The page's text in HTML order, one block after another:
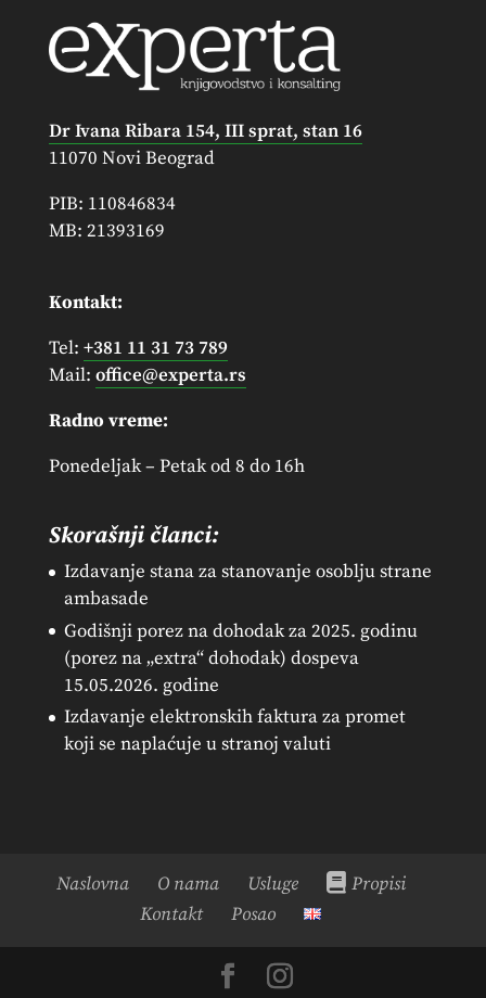
Dr Ivana Ribara 154, III sprat, stan 16
11070 Novi Beograd
PIB: 110846834
MB: 21393169
Kontakt:
Tel: +381 11 31 73 789
Mail: office@experta.rs
Radno vreme:
Ponedeljak – Petak od 8 do 16h
Skorašnji članci:
Izdavanje stana za stanovanje osoblju strane
ambasade
Godišnji porez na dohodak za 2025. godinu
(porez na „extra“ dohodak) dospeva
15.05.2026. godine
Izdavanje elektronskih faktura za promet
koji se naplaćuje u stranoj valuti
Naslovna O nama Usluge
Propisi
Kontakt
Posao